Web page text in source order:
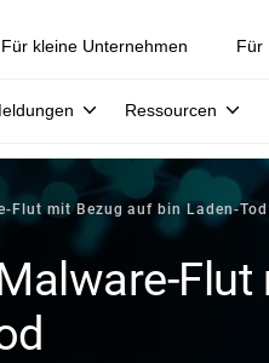
Für kleine Unternehmen Für
Ressourcen
Flut mit Bezug auf bin Laden-Tod
Flut